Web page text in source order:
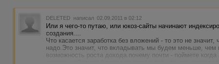
DELETED написал 02.09.2011 в 02:12
Или я чего-то путаю, или юкоз-сайты начинают
создания....
Что касается заработка без вложений - то это не
надо.Это значит, что вкладывать мы будем меньше,
возможность роста дохода.почему почти - поймете